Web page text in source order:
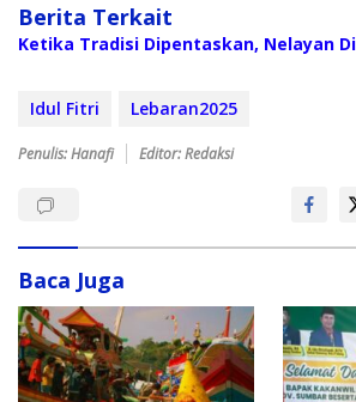
Berita Terkait
Ketika Tradisi Dipentaskan, Nelayan
Idul Fitri Lebaran2025
Penulis: Hanafi Editor: Redaksi
Baca Juga